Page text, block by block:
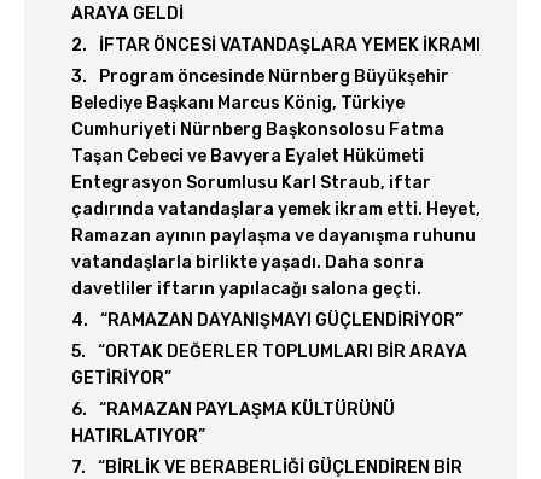
ARAYA GELDİ
İFTAR ÖNCESİ VATANDAŞLARA YEMEK İKRAMI
Program öncesinde Nürnberg Büyükşehir
Belediye Başkanı Marcus König, Türkiye
Cumhuriyeti Nürnberg Başkonsolosu Fatma
Taşan Cebeci ve Bavyera Eyalet Hükümeti
Entegrasyon Sorumlusu Karl Straub, iftar
çadırında vatandaşlara yemek ikram etti. Heyet,
Ramazan ayının paylaşma ve dayanışma ruhunu
vatandaşlarla birlikte yaşadı. Daha sonra
davetliler iftarın yapılacağı salona geçti.
“RAMAZAN DAYANIŞMAYI GÜÇLENDİRİYOR”
“ORTAK DEĞERLER TOPLUMLARI BİR ARAYA
GETİRİYOR”
“RAMAZAN PAYLAŞMA KÜLTÜRÜNÜ
HATIRLATIYOR”
“BİRLİK VE BERABERLİĞİ GÜÇLENDİREN BİR